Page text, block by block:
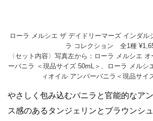
ローラ メルシエ ザ デイドリーマーズ インダル
ラ コレクション 全1種
〈セット内容〉写真左から：ローラ メルシエ
ーバニラ ＜現品サイズ 50mL＞、ローラ メルシ
ィオイル アンバーバニラ＜現品サイ
やさしく包み込むバニラと官能的なア
ス感のあるタンジェリンとブラウンシ